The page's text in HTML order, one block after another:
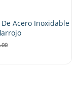
De Acero Inoxidable